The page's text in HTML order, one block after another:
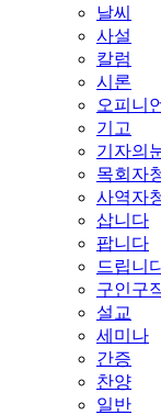
날씨
사설
칼럼
시론
오피니
기고
기자의
목회자
사역자
삽니다
팝니다
드립니
구인구
설교
세미나
간증
찬양
일반